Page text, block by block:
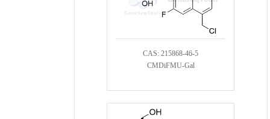
CAS: 215868-46-5
CMDiFMU-Gal